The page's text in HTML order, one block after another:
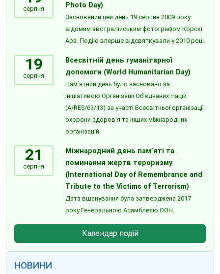
серпня
Photo Day)
Заснований цей день 19 серпня 2009 року
відомим австралійським фотографом Корскі
Ара. Подію вперше відсвяткували у 2010 році.
19
серпня
Всесвітній день гуманітарної
допомоги (World Humanitarian Day)
Пам’ятний день було засновано за
ініціативою Організації Об’єднаних Націй
(A/RES/63/13) за участі Всесвітньої організації
охорони здоров’я та інших міжнародних
організацій.
21
серпня
Міжнародний день пам’яті та
поминання жертв тероризму
(International Day of Remembrance and
Tribute to the Victims of Terrorism)
Дата вшанування була затверджена 2017
року Генеральною Асамблеєю ООН.
Календар подій
НОВИНИ